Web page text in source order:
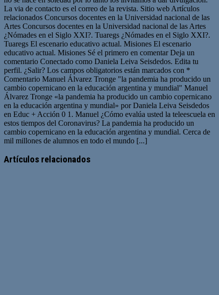
La via de contacto es el correo de la revista. Sitio web Artículos
relacionados Concursos docentes en la Universidad nacional de las
Artes Concursos docentes en la Universidad nacional de las Artes
¿Nómades en el Siglo XXI?. Tuaregs ¿Nómades en el Siglo XXI?.
Tuaregs El escenario educativo actual. Misiones El escenario
educativo actual. Misiones Sé el primero en comentar Deja un
comentario Conectado como Daniela Leiva Seisdedos. Edita tu
perfil. ¿Salir? Los campos obligatorios están marcados con *
Comentario Manuel Álvarez Tronge "la pandemia ha producido un
cambio copernicano en la educación argentina y mundial" Manuel
Álvarez Tronge «la pandemia ha producido un cambio copernicano
en la educación argentina y mundial» por Daniela Leiva Seisdedos
en Educ + Acción 0 1. Manuel ¿Cómo evalúa usted la teleescuela en
estos tiempos del Coronavirus? La pandemia ha producido un
cambio copernicano en la educación argentina y mundial. Cerca de
mil millones de alumnos en todo el mundo [...]
Artículos relacionados